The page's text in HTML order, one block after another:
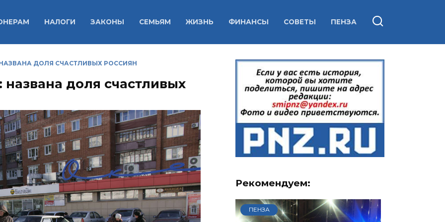
НАЛОГИ ЗАКОНЫ СЕМЬЯМ ЖИЗНЬ ФИНАНСЫ СОВЕТЫ ПЕНЗА
ДОЛЯ СЧАСТЛИВЫХ РОССИЯН
доля счастливых
Рекомендуем:
ПЕНЗА